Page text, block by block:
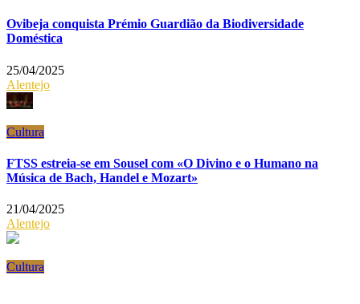
Ovibeja conquista Prémio Guardião da Biodiversidade
Doméstica
25/04/2025
Alentejo
Cultura
FTSS estreia-se em Sousel com «O Divino e o Humano na
Música de Bach, Handel e Mozart»
21/04/2025
Alentejo
Cultura